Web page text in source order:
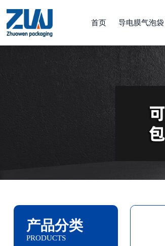
首页 导电膜气泡袋
产品分类
PRODUCTS